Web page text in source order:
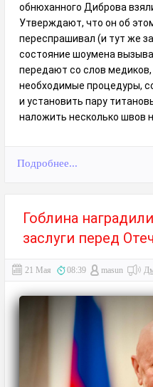
обнюханного Диброва
Утверждают, что он об
переспрашивал (и тут же
состояние шоумена
передают со слов
необходимые процедуры,
и установить пару
наложить несколько швов
Подробнее...
Гоблина
заслуги перед
21 Мая 08:39 masun